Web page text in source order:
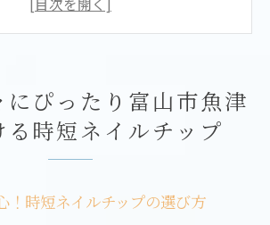
即日入手可能な便利なネイルチッ
に溶け込む自然なネイルチップの
に立ち寄れる富山市のネイルチッ
にぴったり富山市魚津
る時短ネイルチップ
！時短ネイルチップの選び方